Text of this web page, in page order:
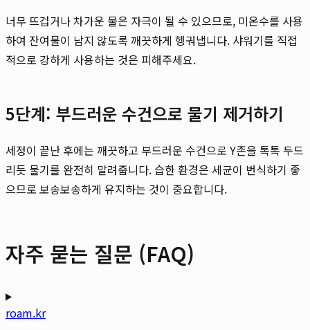
너무 뜨겁거나 차가운 물은 자극이 될 수 있으므로, 미온수를 사용
하여 잔여물이 남지 않도록 깨끗하게 헹궈냅니다. 샤워기를 직접
적으로 강하게 사용하는 것은 피해주세요.
5단계: 부드러운 수건으로 물기 제거하기
세정이 끝난 후에는 깨끗하고 부드러운 수건으로 Y존을 톡톡 두드
리듯 물기를 완전히 말려줍니다. 습한 환경은 세균이 번식하기 좋
으므로 보송보송하게 유지하는 것이 중요합니다.
자주 묻는 질문 (FAQ)
roam.kr